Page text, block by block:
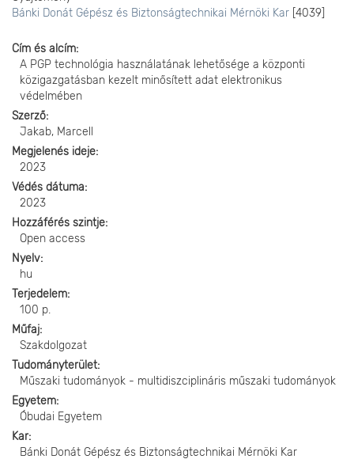
Bánki Donát Gépész és Biztonságtechnikai Mérnöki Kar [4039]
Cím és alcím
A PGP technológia használatának lehetősége a központi
közigazgatásban kezelt minősített adat elektronikus
védelmében
Szerző
Jakab, Marcell
Megjelenés ideje
2023
Védés dátuma
2023
Hozzáférés szintje
Open access
Nyelv
hu
Terjedelem
100 p.
Műfaj
Szakdolgozat
Tudományterület
Műszaki tudományok - multidiszciplináris műszaki tudományok
Egyetem
Óbudai Egyetem
Kar
Bánki Donát Gépész és Biztonságtechnikai Mérnöki Kar